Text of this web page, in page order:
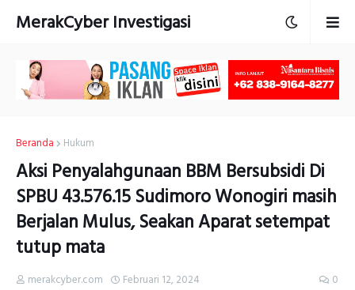
MerakCyber Investigasi
Beranda Hukum
Aksi Penyalahgunaan BBM Bersubsidi Di
SPBU 43.576.15 Sudimoro Wonogiri masih
Berjalan Mulus, Seakan Aparat setempat
tutup mata
merakcyber.com Februari 12, 2024 0